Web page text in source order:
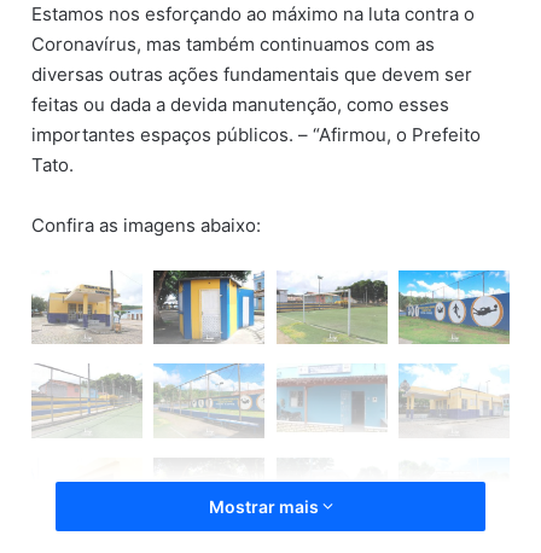
Estamos nos esforçando ao máximo na luta contra o
Coronavírus, mas também continuamos com as
diversas outras ações fundamentais que devem ser
feitas ou dada a devida manutenção, como esses
importantes espaços públicos. – “Afirmou, o Prefeito
Tato.
Confira as imagens abaixo:
Mostrar mais